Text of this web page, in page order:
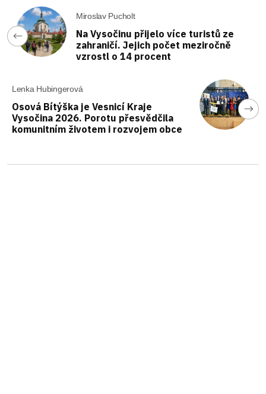
Miroslav Pucholt
Na Vysočinu přijelo více turistů ze
zahraničí. Jejich počet meziročně
vzrostl o 14 procent
Lenka Hubingerová
Osová Bítýška je Vesnicí Kraje
Vysočina 2026. Porotu přesvědčila
komunitním životem i rozvojem obce